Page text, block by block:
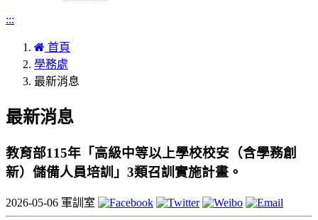
:::
首頁
學務處
最新消息
最新消息
教育部115年「高級中等以上學校校安（含學務創
新）儲備人員培訓」3類召訓實施計畫。
2026-05-06 軍訓室